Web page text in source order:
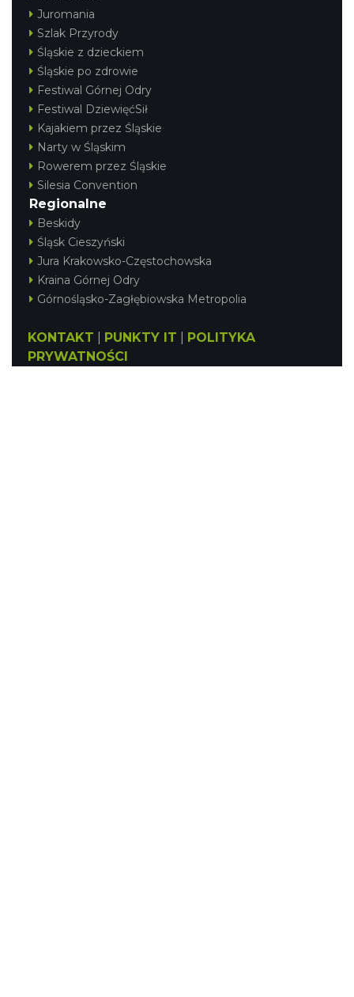
Juromania
Szlak Przyrody
Śląskie z dzieckiem
Śląskie po zdrowie
Festiwal Górnej Odry
Festiwal DziewięćSił
Kajakiem przez Śląskie
Narty w Śląskim
Rowerem przez Śląskie
Silesia Convention
Regionalne
Beskidy
Śląsk Cieszyński
Jura Krakowsko-Częstochowska
Kraina Górnej Odry
Górnośląsko-Zagłębiowska Metropolia
KONTAKT PUNKTY IT
POLITYKA
PRYWATNOŚCI